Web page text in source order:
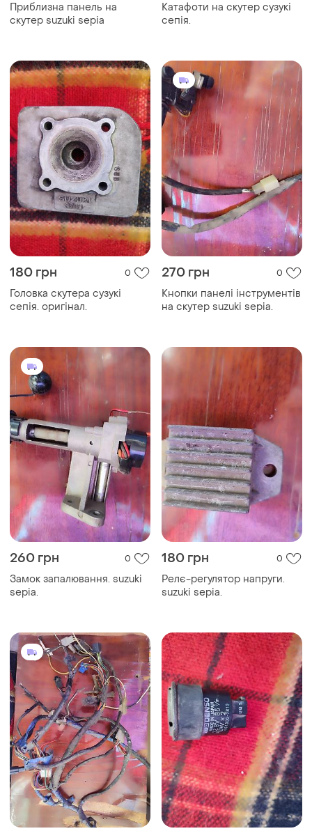
Приблизна панель на
скутер suzuki sepia
Катафоти на скутер сузукі
сепія.
180 грн 0
Головка скутера сузукі
сепія. оригінал.
270 грн 0
Кнопки панелі інструментів
на скутер suzuki sepia.
260 грн 0
Замок запалювання. suzuki
sepia.
180 грн 0
Релє-регулятор напруги.
suzuki sepia.